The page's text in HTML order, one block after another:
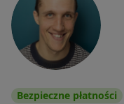
Bezpieczne płatności